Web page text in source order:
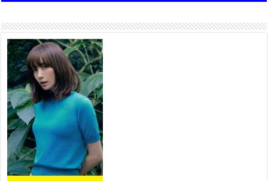
2026 оны 7 сар 21 / 10 цаг 15 минут
НИЙСЛЭЛ, АЙМГИЙН
УДИРДЛАГУУДЫН АЖЛЫГ
ХҮНД СУРТЛЫГ БУУРУУЛЖ,
ИРГЭД, АЖ АХУЙН НЭГЖИЙН
АЧААГ ХЭРХЭН ХӨНГӨЛСНӨӨР ДҮГНЭНЭ
2026 оны 7 сар 21 / 10 цаг 09 минут
Байнгын хорооны дарга
М.Мандхай Цөлжилттэй
тэмцэх тухай НҮБ-ын
конвенцын талуудын 17 дугаар
бага хурал (СОР17)-ын бэлтгэл ажлын явцтай
танилцлаа